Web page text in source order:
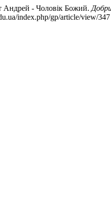
Андрей - Чоловік Божий.
index.php/gp/article/view/347